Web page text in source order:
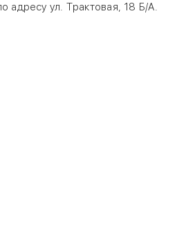
адресу ул. Трактовая, 18 Б/А.